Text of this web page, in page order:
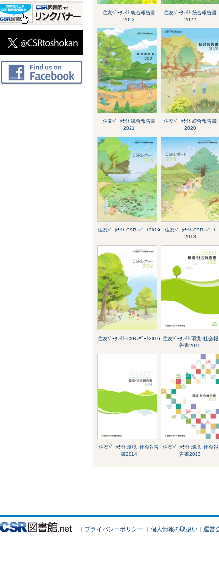
住友ﾍﾞｰｸﾗｲﾄ 統合報告書
2023
住友ﾍﾞｰｸﾗｲﾄ 統合報告書
2022
住友ﾍﾞｰｸﾗｲﾄ 統合報告書
2021
住友ﾍﾞｰｸﾗｲﾄ 統合報告書
2020
住友ﾍﾞｰｸﾗｲﾄ CSRﾚﾎﾟｰﾄ2019
住友ﾍﾞｰｸﾗｲﾄ CSRﾚﾎﾟｰﾄ
2018
住友ﾍﾞｰｸﾗｲﾄ CSRﾚﾎﾟｰﾄ2016 住友ﾍﾞｰｸﾗｲﾄ 環境･社会報
告書2015
住友ﾍﾞｰｸﾗｲﾄ 環境･社会報告
書2014
住友ﾍﾞｰｸﾗｲﾄ 環境･社会報
告書2013
｜ プライバシーポリシー ｜ 個人情報の取扱い ｜ 運営